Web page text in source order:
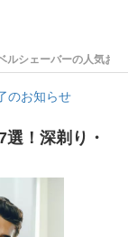
ルシェーバーの人気お
のお知らせ
選！深剃り・